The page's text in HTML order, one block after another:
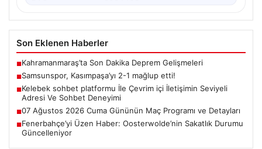
Son Eklenen Haberler
■Kahramanmaraş’ta Son Dakika Deprem Gelişmeleri
■Samsunspor, Kasımpaşa’yı 2-1 mağlup etti!
■Kelebek sohbet platformu İle Çevrim içi İletişimin Seviyeli
Adresi Ve Sohbet Deneyimi
■07 Ağustos 2026 Cuma Gününün Maç Programı ve Detayları
■Fenerbahçe’yi Üzen Haber: Oosterwolde’nin Sakatlık Durumu
Güncelleniyor